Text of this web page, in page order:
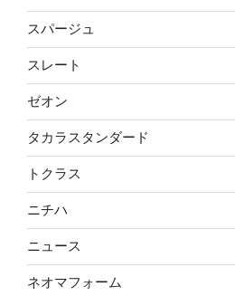
スパージュ
スレート
ゼオン
タカラスタンダード
トクラス
ニチハ
ニュース
ネオマフォーム